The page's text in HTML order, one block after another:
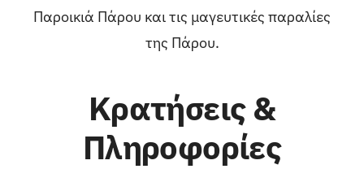
Παροικιά Πάρου και τις μαγευτικές παραλίες
της Πάρου.
Κρατήσεις &
Πληροφορίες